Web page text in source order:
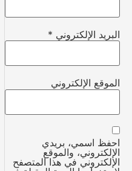
البريد الإلكتروني *
الموقع الإلكتروني
احفظ اسمي، بريدي
الإلكتروني، والموقع
الإلكتروني في هذا المتصفح